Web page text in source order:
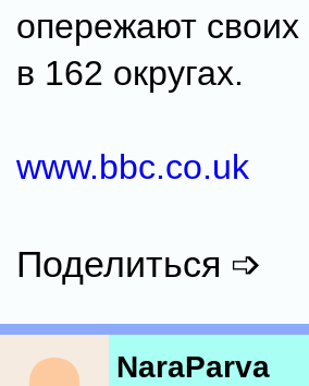
опережают
в 162 округах.
www.bbc.co.uk
Поделиться ➩
NaraParva